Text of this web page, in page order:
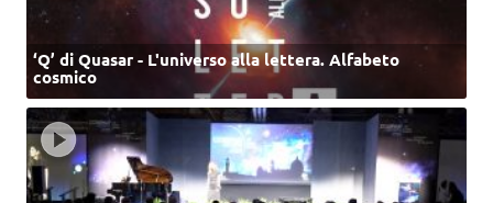
‘Q’ di Quasar - L'universo alla lettera. Alfabeto
cosmico